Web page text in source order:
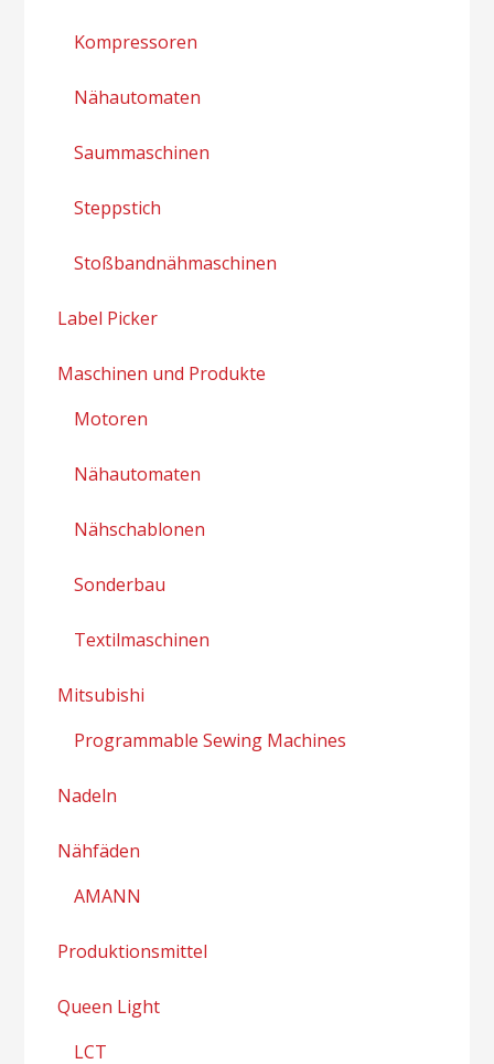
Kompressoren
Nähautomaten
Saummaschinen
Steppstich
Stoßbandnähmaschinen
Label Picker
Maschinen und Produkte
Motoren
Nähautomaten
Nähschablonen
Sonderbau
Textilmaschinen
Mitsubishi
Programmable Sewing Machines
Nadeln
Nähfäden
AMANN
Produktionsmittel
Queen Light
LCT